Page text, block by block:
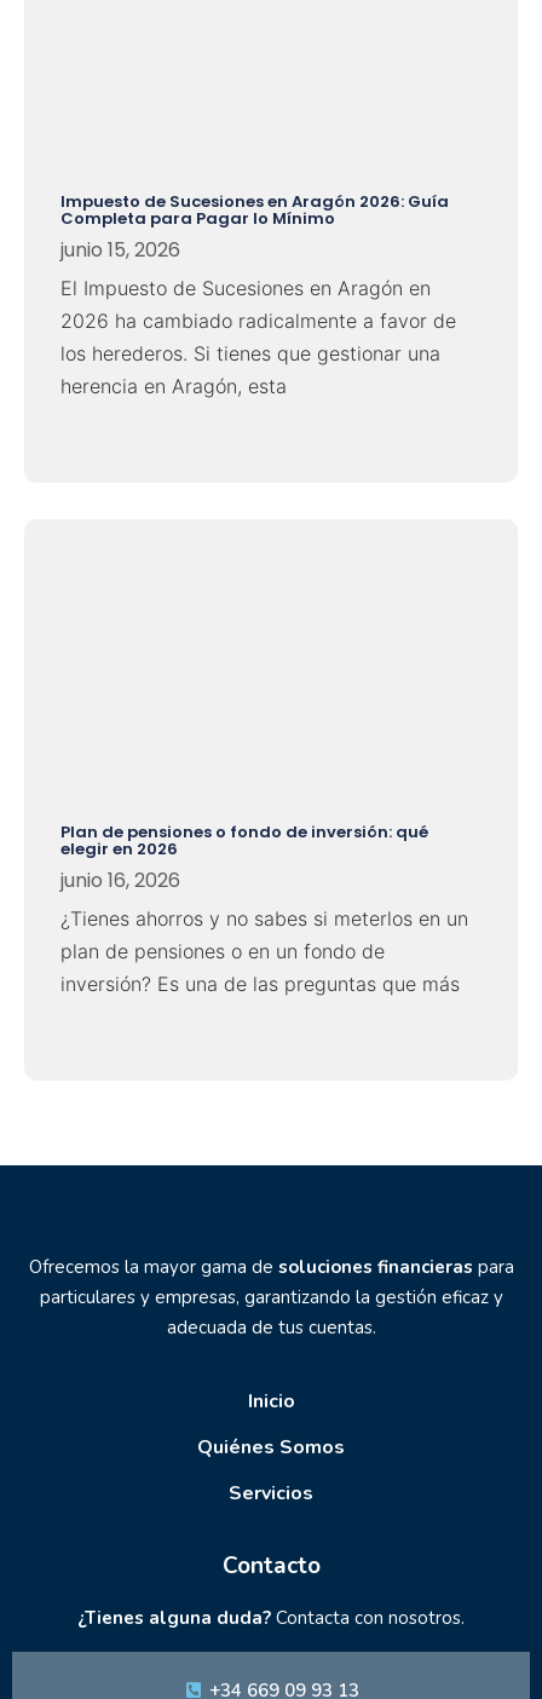
Impuesto de Sucesiones en Aragón 2026: Guía
Completa para Pagar lo Mínimo
junio 15, 2026
El Impuesto de Sucesiones en Aragón en
2026 ha cambiado radicalmente a favor de
los herederos. Si tienes que gestionar una
herencia en Aragón, esta
Plan de pensiones o fondo de inversión: qué
elegir en 2026
junio 16, 2026
¿Tienes ahorros y no sabes si meterlos en un
plan de pensiones o en un fondo de
inversión? Es una de las preguntas que más
Ofrecemos la mayor gama de soluciones financieras para
particulares y empresas, garantizando la gestión eficaz y
adecuada de tus cuentas.
Inicio
Quiénes Somos
Servicios
Contacto
¿Tienes alguna duda? Contacta con nosotros.
+34 669 09 93 13